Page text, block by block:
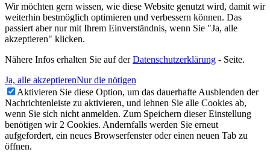
Wir möchten gern wissen, wie diese Website genutzt wird, damit wir
weiterhin bestmöglich optimieren und verbessern können. Das
passiert aber nur mit Ihrem Einverständnis, wenn Sie "Ja, alle
akzeptieren" klicken.
Nähere Infos erhalten Sie auf derDatenschutzerklärung - Seite.
Ja, alle akzeptierenNur die nötigen
Aktivieren Sie diese Option, um das dauerhafte Ausblenden der
Nachrichtenleiste zu aktivieren, und lehnen Sie alle Cookies ab,
wenn Sie sich nicht anmelden. Zum Speichern dieser Einstellung
benötigen wir 2 Cookies. Andernfalls werden Sie erneut
aufgefordert, ein neues Browserfenster oder einen neuen Tab zu
öffnen.